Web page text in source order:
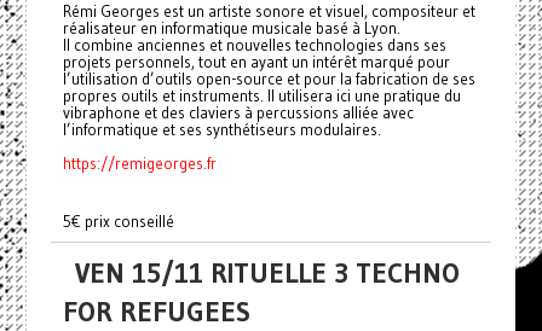
Rémi Georges est un artiste sonore et visuel, compositeur et
réalisateur en informatique musicale basé à Lyon.
Il combine anciennes et nouvelles technologies dans ses
projets personnels, tout en ayant un intérêt marqué pour
l’utilisation d’outils open-source et pour la fabrication de ses
propres outils et instruments. Il utilisera ici une pratique du
vibraphone et des claviers à percussions alliée avec
l’informatique et ses synthétiseurs modulaires.
https://remigeorges.fr
5€ prix conseillé
VEN 15/11 RITUELLE 3 TECHNO
FOR REFUGEES